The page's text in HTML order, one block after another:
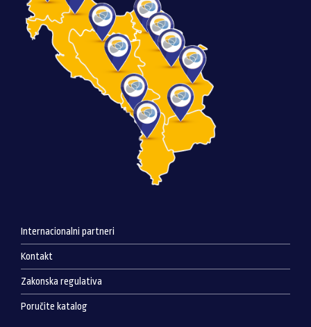
Internacionalni partneri
Kontakt
Zakonska regulativa
Poručite katalog